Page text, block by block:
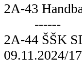
2A-43
------
2A-44 ŠŠK
09.11.2024/